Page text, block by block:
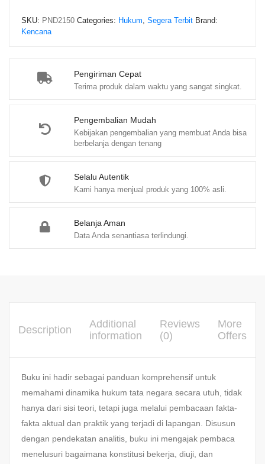
Pengiriman Cepat
Terima produk dalam waktu yang sangat singkat.
Pengembalian Mudah
Kebijakan pengembalian yang membuat Anda bisa
berbelanja dengan tenang
Selalu Autentik
Kami hanya menjual produk yang 100% asli.
Belanja Aman
Data Anda senantiasa terlindungi.
SKU: PND2150 Categories: Hukum, Segera Terbit Brand:
Kencana
Description
Additional
information
Reviews
(0)
More
Offers
Buku ini hadir sebagai panduan komprehensif untuk
memahami dinamika hukum tata negara secara utuh, tidak
hanya dari sisi teori, tetapi juga melalui pembacaan fakta-
fakta aktual dan praktik yang terjadi di lapangan. Disusun
dengan pendekatan analitis, buku ini mengajak pembaca
menelusuri bagaimana konstitusi bekerja, diuji, dan